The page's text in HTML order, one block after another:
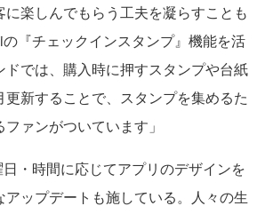
楽しんでもらう工夫を凝らすことも
『チェックインスタンプ』機能を活
ドでは、購入時に押すスタンプや台紙
新することで、スタンプを集めるた
ァンがついています」
・時間に応じてアプリのデザインを
ップデートも施している。人々の生